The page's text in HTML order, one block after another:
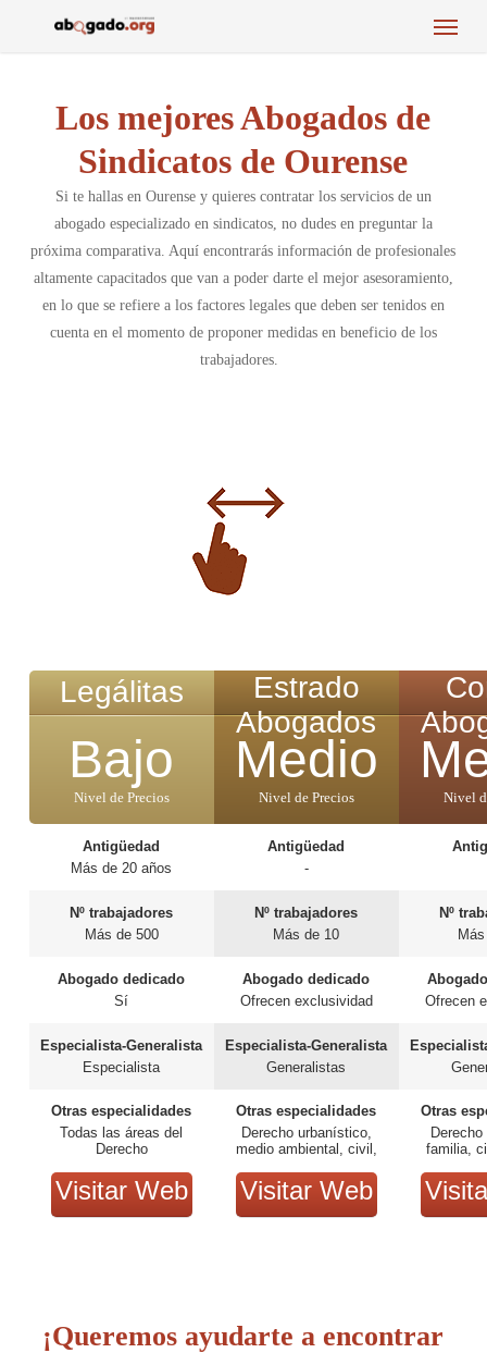
Menu
Los mejores Abogados de
Sindicatos de Ourense
Si te hallas en Ourense y quieres contratar los servicios de un
abogado especializado en sindicatos, no dudes en preguntar la
próxima comparativa. Aquí encontrarás información de profesionales
altamente capacitados que van a poder darte el mejor asesoramiento,
en lo que se refiere a los factores legales que deben ser tenidos en
cuenta en el momento de proponer medidas en beneficio de los
trabajadores.
Legálitas
Bajo
Nivel de Precios
Antigüedad
Más de 20 años
Nº trabajadores
Más de 500
Abogado dedicado
Sí
Especialista-Generalista
Especialista
Otras especialidades
Todas las áreas del
Derecho
Visitar Web
Estrado
Abogados
Medio
Nivel de Precios
Antigüedad
-
Nº trabajadores
Más de 10
Abogado dedicado
Ofrecen exclusividad
Especialista-Generalista
Generalistas
Otras especialidades
Derecho urbanístico,
medio ambiental, civil,
penal, administrativo,
extranjería y laboral.
Visitar Web
Nivel
Nº
Ofrecen
Otras
familia,
¡Queremos ayudarte a encontrar